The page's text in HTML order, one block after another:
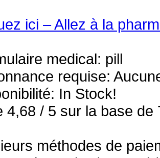
ici – Allez à la
medical: pill
requise:
In Stock!
4,68 / 5 sur la base de
méthodes de